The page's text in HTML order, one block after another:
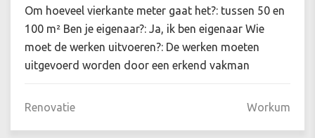
Om hoeveel vierkante meter gaat het?: tussen 50 en
100 m² Ben je eigenaar?: Ja, ik ben eigenaar Wie
moet de werken uitvoeren?: De werken moeten
uitgevoerd worden door een erkend vakman
Renovatie Workum